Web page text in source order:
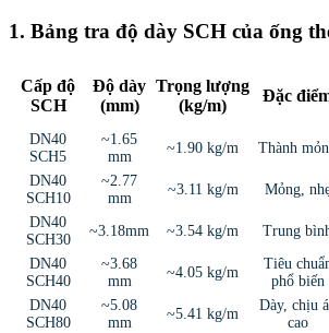
1. Bảng tra độ dày SCH của ống
Cấp độ
SCH
Độ dày
(mm)
Trọng lượng
(kg/m)
Đặc
DN40
SCH5
~1.65
mm
~1.90 kg/m Thành
DN40
SCH10
~2.77
mm
~3.11 kg/m Mỏng,
DN40
SCH30
~3.18mm ~3.54 kg/m Trung
DN40
SCH40
~3.68
mm
~4.05 kg/m
Tiêu
phổ biến
DN40
SCH80
~5.08
mm
~5.41 kg/m
Dày, chịu
cao